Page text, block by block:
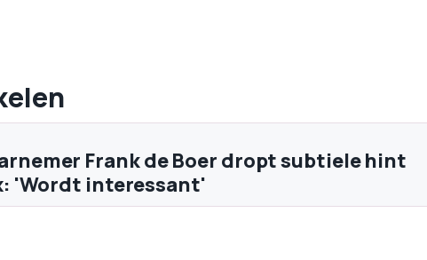
Frank de Boer dropt subtiele hint
'Wordt interessant'